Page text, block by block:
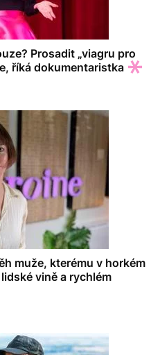
Prosadit „viagru pro
říká dokumentaristka
muže, kterému v horkém
vině a rychlém